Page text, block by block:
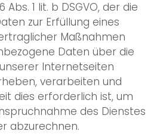
1 lit. b DSGVO, der die
zur Erfüllung eines
Maßnahmen
Daten über die
Internetseiten
verarbeiten und
dies erforderlich ist, um
des Dienstes
abzurechnen.